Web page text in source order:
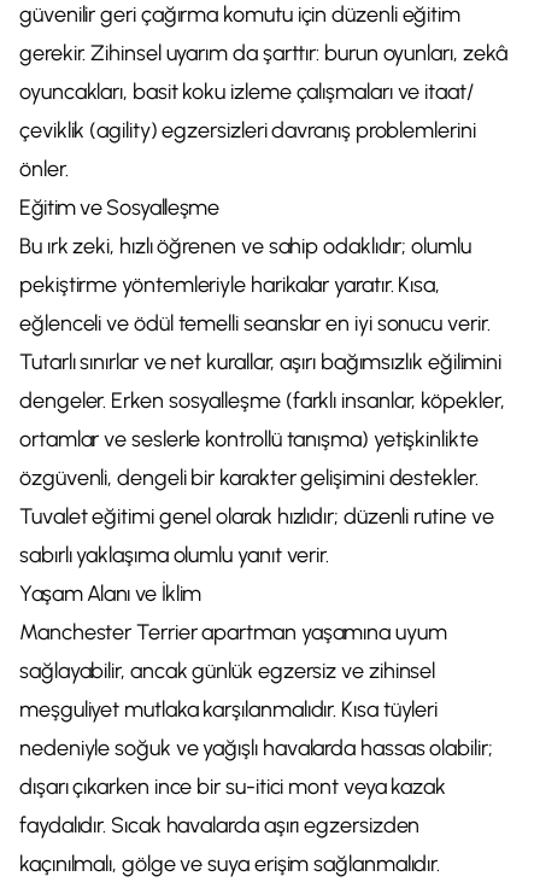
güvenilir geri çağırma komutu için düzenli eğitim
gerekir. Zihinsel uyarım da şarttır: burun oyunları, zekâ
oyuncakları, basit koku izleme çalışmaları ve itaat/
çeviklik (agility) egzersizleri davranış problemlerini
önler.
Eğitim ve Sosyalleşme
Bu ırk zeki, hızlı öğrenen ve sahip odaklıdır; olumlu
pekiştirme yöntemleriyle harikalar yaratır. Kısa,
eğlenceli ve ödül temelli seanslar en iyi sonucu verir.
Tutarlı sınırlar ve net kurallar, aşırı bağımsızlık eğilimini
dengeler. Erken sosyalleşme (farklı insanlar, köpekler,
ortamlar ve seslerle kontrollü tanışma) yetişkinlikte
özgüvenli, dengeli bir karakter gelişimini destekler.
Tuvalet eğitimi genel olarak hızlıdır; düzenli rutine ve
sabırlı yaklaşıma olumlu yanıt verir.
Yaşam Alanı ve İklim
Manchester Terrier apartman yaşamına uyum
sağlayabilir, ancak günlük egzersiz ve zihinsel
meşguliyet mutlaka karşılanmalıdır. Kısa tüyleri
nedeniyle soğuk ve yağışlı havalarda hassas olabilir;
dışarı çıkarken ince bir su-itici mont veya kazak
faydalıdır. Sıcak havalarda aşırı egzersizden
kaçınılmalı, gölge ve suya erişim sağlanmalıdır.